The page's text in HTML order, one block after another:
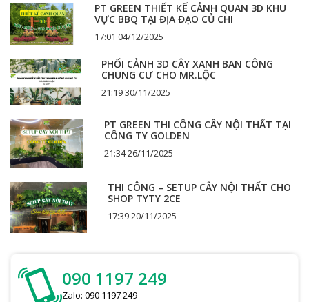
PT GREEN THIẾT KẾ CẢNH QUAN 3D KHU
VỰC BBQ TẠI ĐỊA ĐẠO CỦ CHI
17:01 04/12/2025
PHỐI CẢNH 3D CÂY XANH BAN CÔNG
CHUNG CƯ CHO MR.LỘC
21:19 30/11/2025
PT GREEN THI CÔNG CÂY NỘI THẤT TẠI
CÔNG TY GOLDEN
21:34 26/11/2025
THI CÔNG – SETUP CÂY NỘI THẤT CHO
SHOP TYTY 2CE
17:39 20/11/2025
090 1197 249
Zalo: 090 1197 249